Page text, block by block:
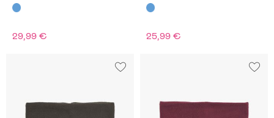
29,99 € 25,99 €